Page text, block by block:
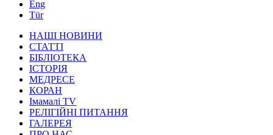
Eng
Tür
НАШІ НОВИНИ
СТАТТІ
БІБЛІОТЕКА
ІСТОРІЯ
МЕДРЕСЕ
КОРАН
Iмамалi TV
РЕЛІГІЙНІ ПИТАННЯ
ГАЛЕРЕЯ